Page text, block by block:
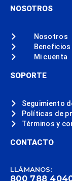
NOSOTROS
Nosotros
Beneficios
Mi cuenta
SOPORTE
Seguimiento
Políticas de
Términos y
CONTACTO
LLÁMANOS:
800 788